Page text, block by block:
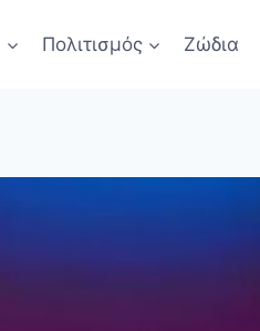
Πολιτισμός Ζώδια